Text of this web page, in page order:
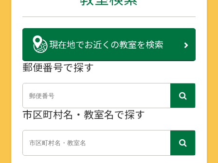
現在地でお近くの教室を検索
郵便番号で探す
市区町村名・教室名で探す